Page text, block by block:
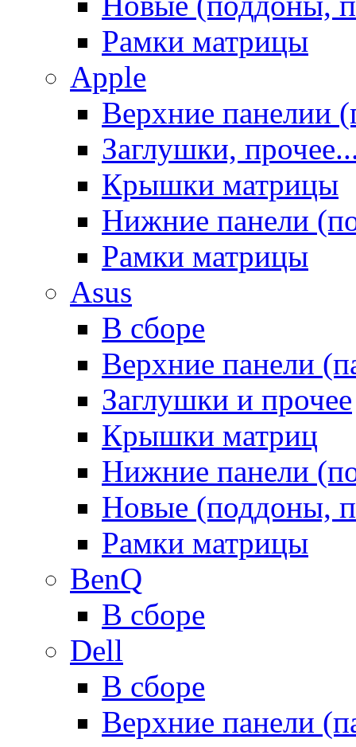
Рамки матрицы
Apple
Верхние панелии
Заглушки,
Крышки матрицы
Нижние панели
Рамки матрицы
Asus
В сборе
Верхние панели
Заглушки и прочее
Крышки матриц
Нижние панели
Новые (поддоны,
Рамки матрицы
BenQ
В сборе
Dell
В сборе
Верхние панели